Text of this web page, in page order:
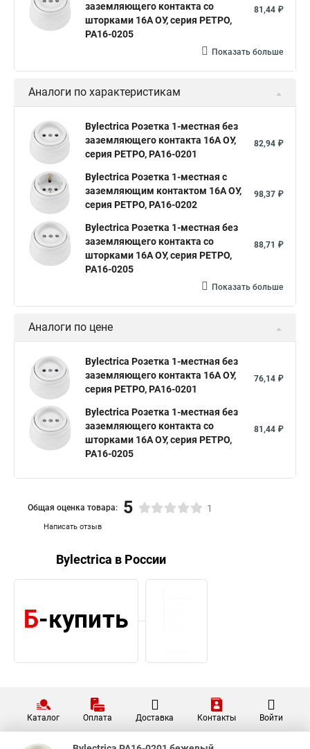
заземляющего контакта со
шторками 16А ОУ, серия РЕТРО,
РА16-0205
81,44 ₽
Показать больше
Аналоги по характеристикам
Bylectrica Розетка 1-местная без
заземляющего контакта 16А ОУ,
серия РЕТРО, РА16-0201
82,94 ₽
Bylectrica Розетка 1-местная с
заземляющим контактом 16А ОУ,
серия РЕТРО, РА16-0202
98,37 ₽
Bylectrica Розетка 1-местная без
заземляющего контакта со
шторками 16А ОУ, серия РЕТРО,
РА16-0205
88,71 ₽
Показать больше
Аналоги по цене
Bylectrica Розетка 1-местная без
заземляющего контакта 16А ОУ,
серия РЕТРО, РА16-0201
76,14 ₽
Bylectrica Розетка 1-местная без
заземляющего контакта со
шторками 16А ОУ, серия РЕТРО,
РА16-0205
81,44 ₽
Написать отзыв
Общая оценка товара: 5 1
Bylectrica в России
Каталог Оплата Доставка Контакты Войти